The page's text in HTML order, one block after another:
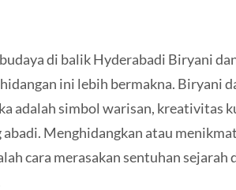
di balik Hyderabadi Biryani
ini lebih bermakna. Biryani
adalah simbol warisan, kreativitas
abadi. Menghidangkan atau
cara merasakan sentuhan sejarah